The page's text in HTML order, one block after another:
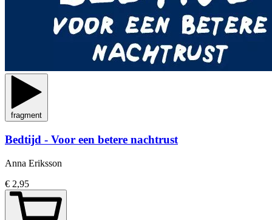
fragment
Bedtijd - Voor een betere nachtrust
Anna Eriksson
€ 2,95